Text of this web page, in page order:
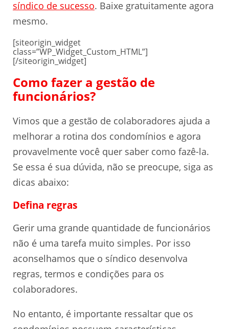
síndico de sucesso. Baixe gratuitamente agora
mesmo.
[siteorigin_widget
class=”WP_Widget_Custom_HTML”]
[/siteorigin_widget]
Como fazer a gestão de
funcionários?
Vimos que a gestão de colaboradores ajuda a
melhorar a rotina dos condomínios e agora
provavelmente você quer saber como fazê-la.
Se essa é sua dúvida, não se preocupe, siga as
dicas abaixo:
Defina regras
Gerir uma grande quantidade de funcionários
não é uma tarefa muito simples. Por isso
aconselhamos que o síndico desenvolva
regras, termos e condições para os
colaboradores.
No entanto, é importante ressaltar que os